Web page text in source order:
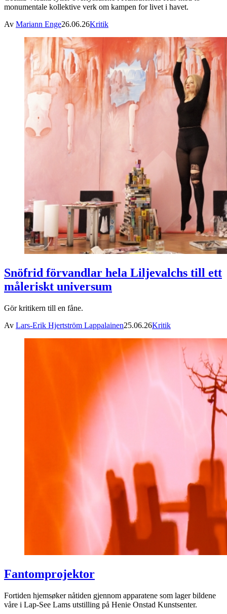
monumentale kollektive verk om kampen for livet i havet.
Av Mariann Enge26.06.26Kritik
Snöfrid förvandlar hela Liljevalchs till ett
måleriskt universum
Gör kritikern till en fåne.
Av Lars-Erik Hjertström Lappalainen25.06.26Kritik
Fantomprojektor
Fortiden hjemsøker nåtiden gjennom apparatene som lager bildene
våre i Lap-See Lams utstilling på Henie Onstad Kunstsenter.